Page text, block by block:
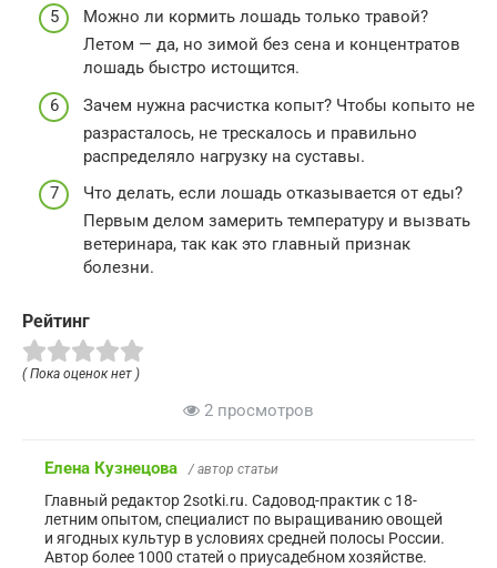
Можно ли кормить лошадь только травой?
Летом — да, но зимой без сена и концентратов
лошадь быстро истощится.
Зачем нужна расчистка копыт? Чтобы копыто не
разрасталось, не трескалось и правильно
распределяло нагрузку на суставы.
Что делать, если лошадь отказывается от еды?
Первым делом замерить температуру и вызвать
ветеринара, так как это главный признак
болезни.
Рейтинг
( Пока оценок нет )
2 просмотров
Елена Кузнецова / автор статьи
Главный редактор 2sotki.ru. Садовод-практик с 18-
летним опытом, специалист по выращиванию овощей
и ягодных культур в условиях средней полосы России.
Автор более 1000 статей о приусадебном хозяйстве.